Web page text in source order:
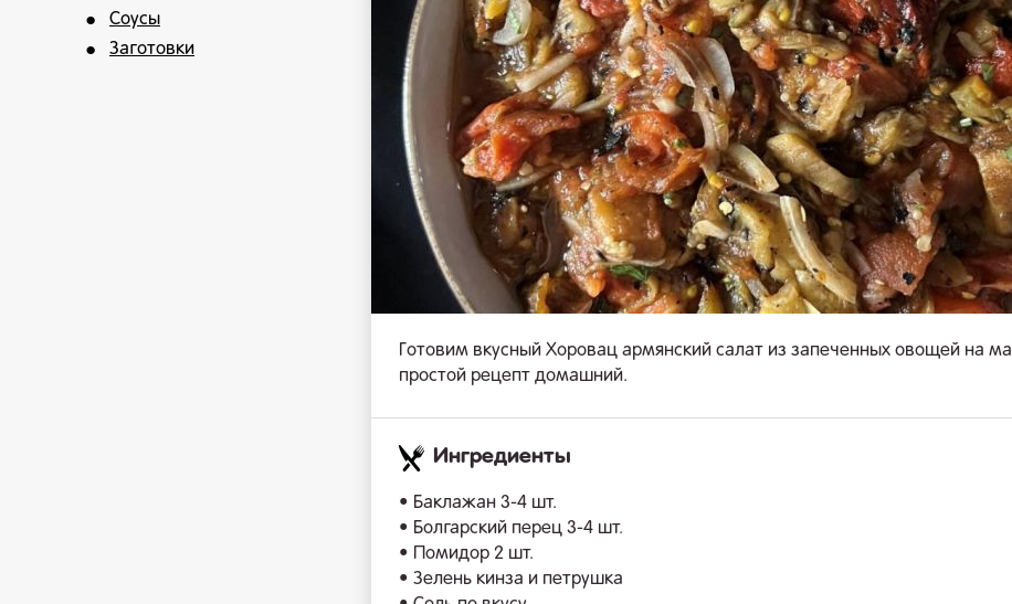
Соусы
Заготовки
Готовим вкусный Хоровац армянский салат из запеченных овощей на
простой рецепт домашний.
Ингредиенты
• Баклажан 3-4 шт.
• Болгарский перец 3-4 шт.
• Помидор 2 шт.
• Зелень кинза и петрушка